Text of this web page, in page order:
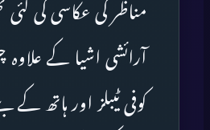
مناظر کی عکاسی کی گئی
آرائشی اشیا کے
کوفی ٹیبلز اور ہاتھ کے